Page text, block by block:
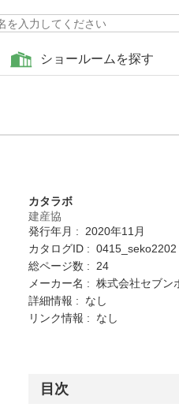
ショールームを探す
カタラボ
建産協
発行年月 : 2020年11月
カタログID : 0415_seko2202
総ページ数 : 24
メーカー名 : 株式会社セブン
詳細情報 : なし
リンク情報 : なし
目次